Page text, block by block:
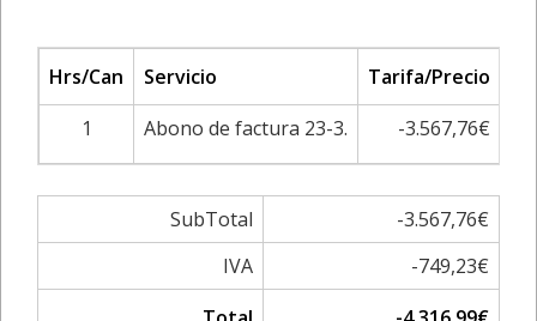
Hrs/Can Servicio Tarifa/Precio
1
Abono de factura 23-3. -3.567,76€
SubTotal
-3.567,76€
IVA
-749,23€